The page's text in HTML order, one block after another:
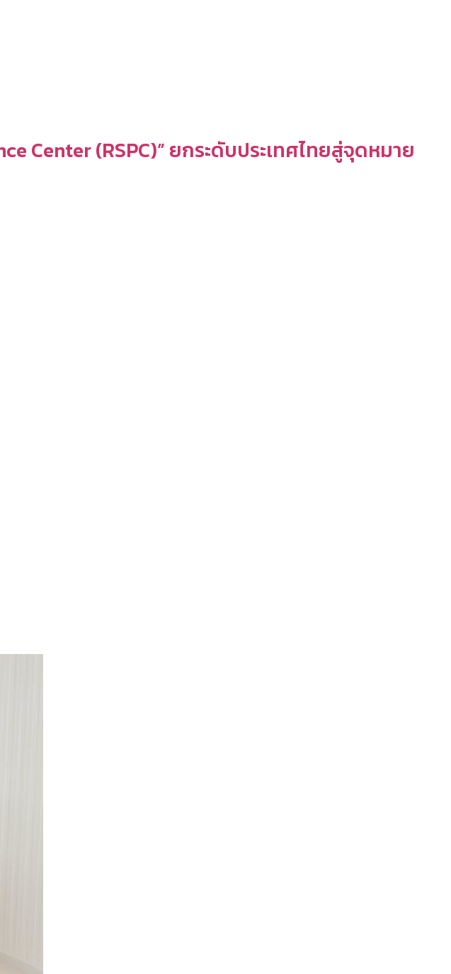
Center (RSPC)” ยกระดับประเทศไทยสู่จุดหมาย